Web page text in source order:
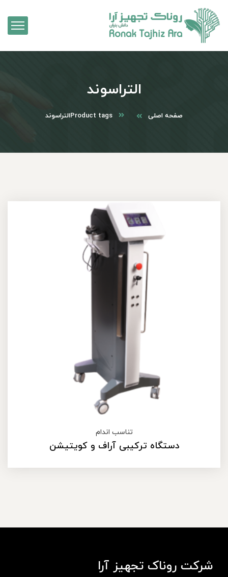
التراسوند
صفحه اصلی Product tagsالتراسوند
تناسب اندام
دستگاه ترکیبی آراف و کویتیشن
شرکت روناک تجهیز آرا